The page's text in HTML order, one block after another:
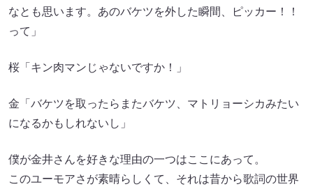
なとも思います。あのバケツを外した瞬間、ピッカー！！
って」
桜「キン肉マンじゃないですか！」
金「バケツを取ったらまたバケツ、マトリョーシカみたい
になるかもしれないし」
僕が金井さんを好きな理由の一つはここにあって。
このユーモアさが素晴らしくて、それは昔から歌詞の世界